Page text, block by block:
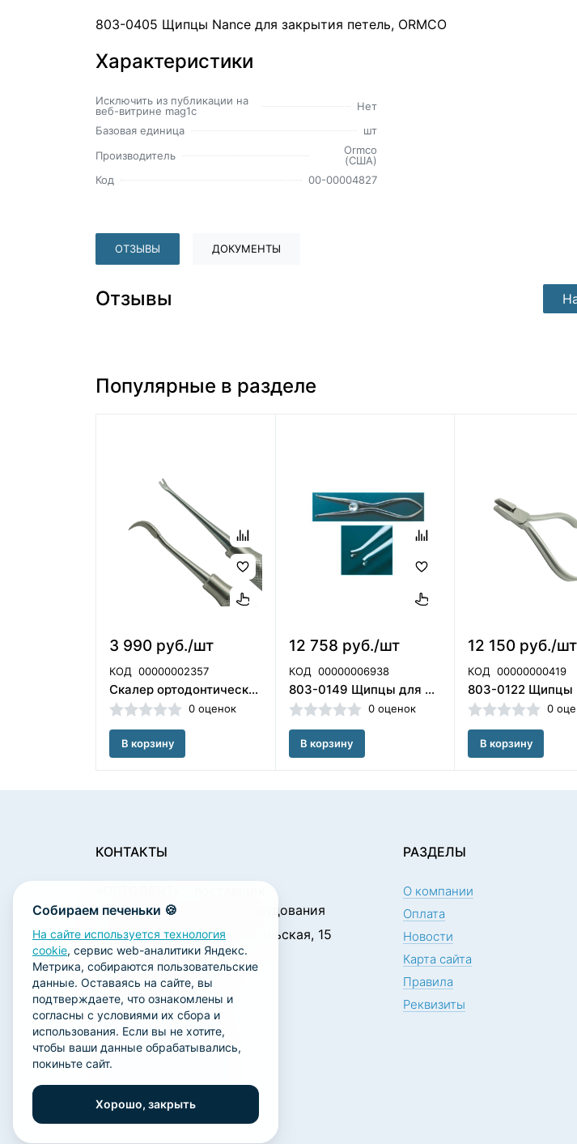
803-0405 Щипцы Nance для закрытия петель, ORMCO
Характеристики
Исключить из публикации на
веб-витрине mag1c
Нет
Базовая единица
шт
Производитель
Ormco
(США)
Код
00-00004827
ОТЗЫВЫ ДОКУМЕНТЫ
Отзывы
Популярные в разделе
3 990 руб./шт
КОД 00000002357
Скалер ортодонтический (лигатурн..директор) 803-0159 , Ormco (США)
0 оценок
В корзину
12 758 руб./шт
КОД 00000006938
803-0149 Щипцы для металлических лигатур, ORMCO (США)
0 оценок
В корзину
12 150 руб./шт
КОД 00000000419
0
В корзину
Собираем печеньки 🍪
На сайте используется технология
cookie, сервис web-аналитики Яндекс.
Метрика, собираются пользовательские
данные. Оставаясь на сайте, вы
подтверждаете, что ознакомлены и
согласны с условиями их сбора и
использования. Если вы не хотите,
чтобы ваши данные обрабатывались,
покиньте сайт.
Хорошо, закрыть
КОНТАКТЫ
стоматологического оборудования
450001, г. Уфа ул. Комсомольская, 15
Пн. - Чт.: 09:00 - 18:00
Пт.: 09:00 - 17:00
Сб., Вс.: выходной
ortodent@yandex.ru
+7 (347) 212-00-15
+7 (347) 212-01-15
РАЗДЕЛЫ
О компании
Оплата
Новости
Карта сайта
Правила
Реквизиты